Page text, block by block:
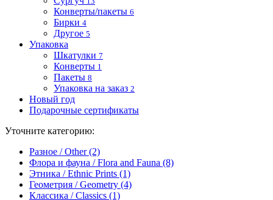
Конверты/пакеты 6
Бирки 4
Другое 5
Упаковка
Шкатулки 7
Конверты 1
Пакеты 8
Упаковка на заказ 2
Новый год
Подарочные сертификаты
Уточните категорию:
Разное / Other (2)
Флора и фауна / Flora and Fauna (8)
Этника / Ethnic Prints (1)
Геометрия / Geometry (4)
Классика / Classics (1)